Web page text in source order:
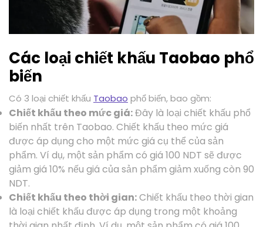
Các loại chiết khấu Taobao phổ
biến
Có 3 loại chiết khấu Taobao phổ biến, bao gồm:
Chiết khấu theo mức giá:Đây là loại chiết khấu phổ
biến nhất trên Taobao. Chiết khấu theo mức giá
được áp dụng cho một mức giá cụ thể của sản
phẩm. Ví dụ, một sản phẩm có giá 100 NDT sẽ được
giảm giá 10% nếu giá của sản phẩm giảm xuống còn 90
NDT.
Chiết khấu theo thời gian:Chiết khấu theo thời gian
là loại chiết khấu được áp dụng trong một khoảng